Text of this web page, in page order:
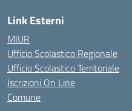
Link Esterni
MIUR
Ufficio Scolastico Regionale
Ufficio Scolastico Territoriale
Iscrizioni On Line
Comune